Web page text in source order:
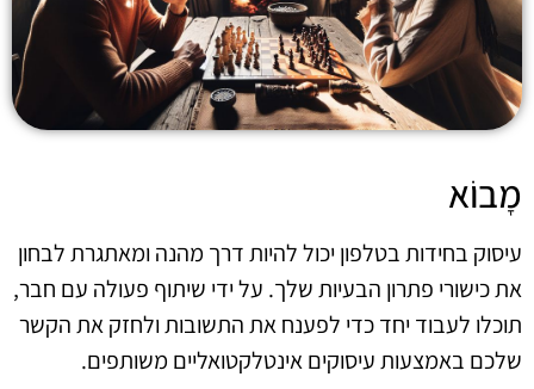
מָבוֹא
עיסוק בחידות בטלפון יכול להיות דרך מהנה ומאתגרת לבחון
את כישורי פתרון הבעיות שלך. על ידי שיתוף פעולה עם חבר,
תוכלו לעבוד יחד כדי לפענח את התשובות ולחזק את הקשר
שלכם באמצעות עיסוקים אינטלקטואליים משותפים.